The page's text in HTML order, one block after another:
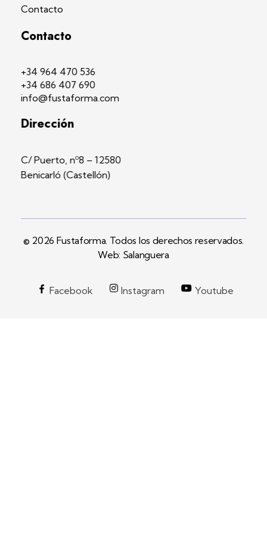
Contacto
Contacto
+34 964 470 536
+34 686 407 690
info@fustaforma.com
Dirección
C/ Puerto, nº8 – 12580
Benicarló (Castellón)
© 2026 Fustaforma. Todos los derechos reservados.
Web: Salanguera
Facebook Instagram Youtube